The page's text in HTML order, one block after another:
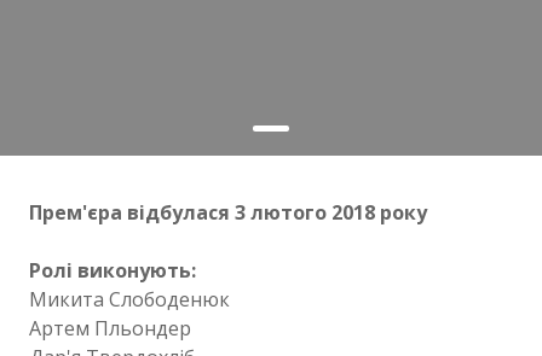
Прем'єра відбулася 3 лютого 2018 року
Ролі виконують:
Микита Слободенюк
Артем Пльондер